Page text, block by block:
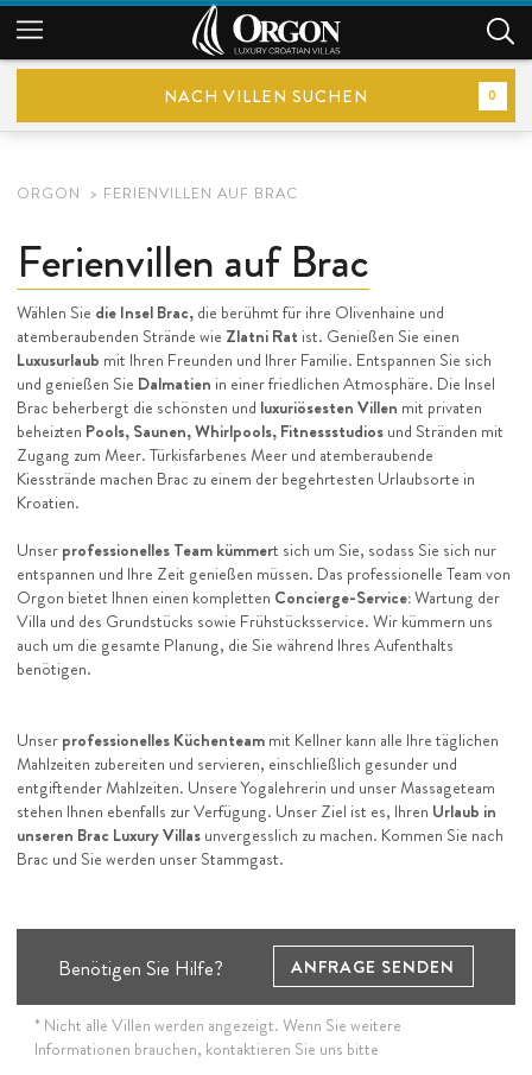
NACH VILLEN SUCHEN 0
ORGON FERIENVILLEN AUF BRAC
Ferienvillen auf Brac
Wählen Sie die Insel Brac, die berühmt für ihre Olivenhaine und
atemberaubenden Strände wie Zlatni Rat ist. Genießen Sie einen
Luxusurlaub mit Ihren Freunden und Ihrer Familie. Entspannen Sie sich
und genießen Sie Dalmatien in einer friedlichen Atmosphäre. Die Insel
Brac beherbergt die schönsten und luxuriösesten Villen mit privaten
beheizten Pools, Saunen, Whirlpools, Fitnessstudios und Stränden mit
Zugang zum Meer. Türkisfarbenes Meer und atemberaubende
Kiesstrände machen Brac zu einem der begehrtesten Urlaubsorte in
Kroatien.
Unser professionelles Team kümmert sich um Sie, sodass Sie sich nur
entspannen und Ihre Zeit genießen müssen. Das professionelle Team von
Orgon bietet Ihnen einen kompletten Concierge-Service:Wartung der
Villa und des Grundstücks sowie Frühstücksservice. Wir kümmern uns
auch um die gesamte Planung, die Sie während Ihres Aufenthalts
benötigen.
Unser professionelles Küchenteam mit Kellner kann alle Ihre täglichen
Mahlzeiten zubereiten und servieren, einschließlich gesunder und
entgiftender Mahlzeiten. Unsere Yogalehrerin und unser Massageteam
stehen Ihnen ebenfalls zur Verfügung. Unser Ziel ist es, Ihren Urlaub in
unseren Brac Luxury Villas unvergesslich zu machen. Kommen Sie nach
Brac und Sie werden unser Stammgast.
Benötigen Sie Hilfe? ANFRAGE SENDEN
* Nicht alle Villen werden angezeigt. Wenn Sie weitere
Informationen brauchen, kontaktieren Sie uns bitte